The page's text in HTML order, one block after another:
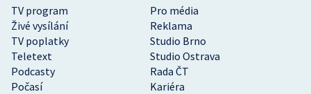
TV program
Pro média
Živé vysílání
Reklama
TV poplatky
Studio Brno
Teletext
Studio Ostrava
Podcasty
Rada ČT
Počasí
Kariéra